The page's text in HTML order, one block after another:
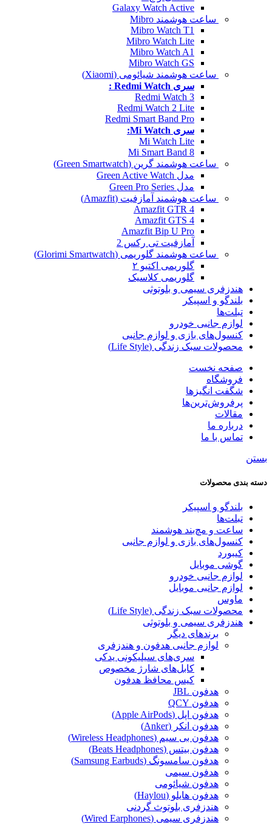
Galaxy Watch Active
ساعت هوشمند Mibro
Mibro Watch T1
Mibro Watch Lite
Mibro Watch A1
Mibro Watch GS
ساعت هوشمند شیائومی (Xiaomi)
سری Redmi Watch :
Redmi Watch 3
Redmi Watch 2 Lite
Redmi Smart Band Pro
سری Mi Watch:
Mi Watch Lite
Mi Smart Band 8
ساعت هوشمند گرین (Green Smartwatch)
مدل Green Active Watch
مدل Green Pro Series
ساعت هوشمند آمازفیت (Amazfit)
Amazfit GTR 4
Amazfit GTS 4
Amazfit Bip U Pro
آمازفیت تی رکس 2
ساعت هوشمند گلوریمی (Glorimi Smartwatch)
گلوریمی اکتیو ۲
گلوریمی کلاسیک
هندزفری سیمی و بلوتوثی
بلندگو و اسپیکر
تبلت‌ها
لوازم جانبی خودرو
کنسول‌های بازی و لوازم جانبی
محصولات سبک زندگی (Life Style)
صفحه نخست
فروشگاه
شگفت انگیزها
پرفروش‌ترین‌ها
مقالات
درباره ما
تماس با ما
بستن
دسته‌ بندی محصولات
بلندگو و اسپیکر
تبلت‌ها
ساعت و مچ‌بند هوشمند
کنسول‌های بازی و لوازم جانبی
کیبورد
گوشی موبایل
لوازم جانبی خودرو
لوازم جانبی موبایل
ماوس
محصولات سبک زندگی (Life Style)
هندزفری سیمی و بلوتوثی
برندهای دیگر
لوازم جانبی هدفون و هندزفری
سری‌های سیلیکونی یدکی
کابل‌های شارژ مخصوص
کیس محافظ هدفون
هدفون JBL
هدفون QCY
هدفون اپل (Apple AirPods)
هدفون انکر (Anker)
هدفون بی سیم (Wireless Headphones)
هدفون بیتس (Beats Headphones)
هدفون سامسونگ (Samsung Earbuds)
هدفون سیمی
هدفون شیائومی
هدفون هایلو (Haylou)
هندزفری بلوتوث گردنی
هندزفری سیمی (Wired Earphones)